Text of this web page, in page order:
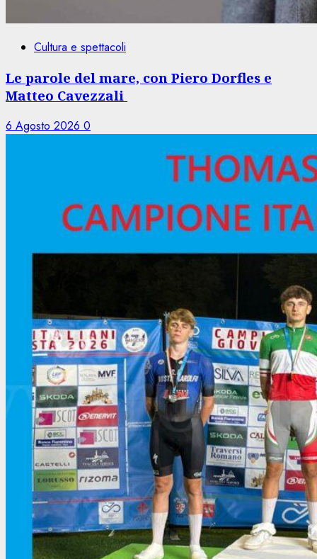
Cultura e spettacoli
Le parole del mare, con Piero Dorfles e
Matteo Cavezzali
6 Agosto 2026 0